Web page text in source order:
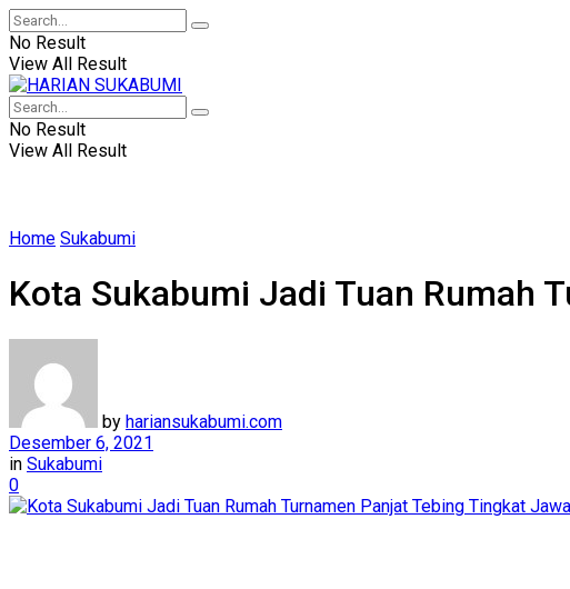
No Result
View All Result
No Result
View All Result
Home Sukabumi
Kota Sukabumi Jadi Tuan Rumah
by hariansukabumi.com
Desember 6, 2021
in Sukabumi
0